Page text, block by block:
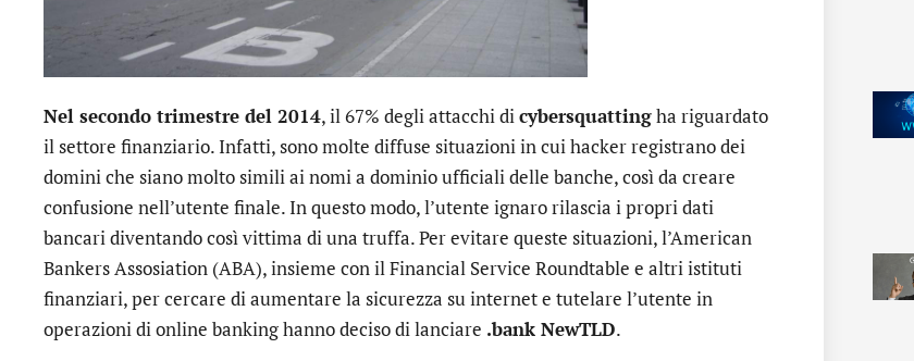
Nel secondo trimestre del 2014, il 67% degli attacchi dicybersquattingha riguardato
il settore finanziario. Infatti, sono molte diffuse situazioni in cui hacker registrano dei
domini che siano molto simili ai nomi a dominio ufficiali delle banche, così da creare
confusione nell’utente finale. In questo modo, l’utente ignaro rilascia i propri dati
bancari diventando così vittima di una truffa. Per evitare queste situazioni, l’American
Bankers Assosiation (ABA), insieme con il Financial Service Roundtable e altri istituti
finanziari, per cercare di aumentare la sicurezza su internet e tutelare l’utente in
operazioni di online banking hanno deciso di lanciare .bank NewTLD.